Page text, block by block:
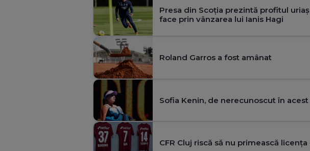
Presa din Scoția prezintă profitul
face prin vânzarea lui Ianis Hagi
Roland Garros a fost amânat
Sofia Kenin, de nerecunoscut în
CFR Cluj riscă să nu primească